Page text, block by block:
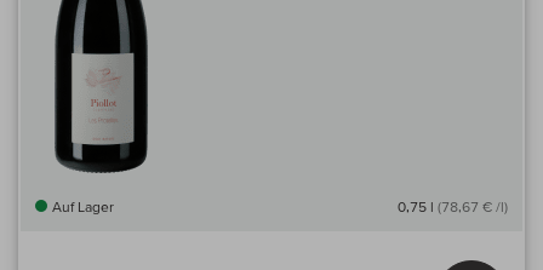
Auf Lager 0,75 l (78,67 € /l)